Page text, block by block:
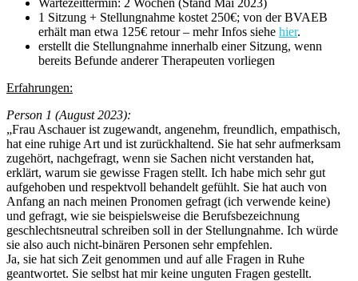
1 Sitzung + Stellungnahme kostet 250€; von der BVAEB
erhält man etwa 125€ retour – mehr Infos siehe hier.
erstellt die Stellungnahme innerhalb einer Sitzung, wenn
bereits Befunde anderer Therapeuten vorliegen
Erfahrungen:
Person 1 (August 2023):
„Frau Aschauer ist zugewandt, angenehm, freundlich, empathisch,
hat eine ruhige Art und ist zurückhaltend. Sie hat sehr aufmerksam
zugehört, nachgefragt, wenn sie Sachen nicht verstanden hat,
erklärt, warum sie gewisse Fragen stellt. Ich habe mich sehr gut
aufgehoben und respektvoll behandelt gefühlt. Sie hat auch von
Anfang an nach meinen Pronomen gefragt (ich verwende keine)
und gefragt, wie sie beispielsweise die Berufsbezeichnung
geschlechtsneutral schreiben soll in der Stellungnahme. Ich würde
sie also auch nicht-binären Personen sehr empfehlen.
Ja, sie hat sich Zeit genommen und auf alle Fragen in Ruhe
geantwortet. Sie selbst hat mir keine unguten Fragen gestellt.